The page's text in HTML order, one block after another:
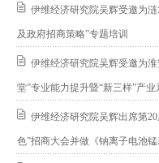
伊维经济研究院吴辉受邀为
及政府招商策略”专题培训
伊维经济研究院吴辉受邀为
堂”专业能力提升暨“新三样”产业
伊维经济研究院吴辉出席第
色”招商大会并做《钠离子电池